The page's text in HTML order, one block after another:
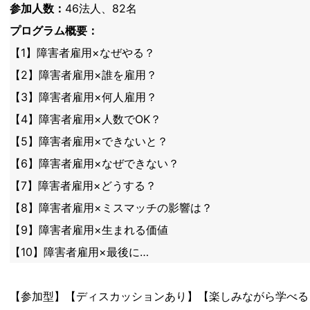
参加人数： 46法人、82名
プログラム概要：
【1】障害者雇用×なぜやる？
【2】障害者雇用×誰を雇用？
【3】障害者雇用×何人雇用？
【4】障害者雇用×人数でOK？
【5】障害者雇用×できないと？
【6】障害者雇用×なぜできない？
【7】障害者雇用×どうする？
【8】障害者雇用×ミスマッチの影響は？
【9】障害者雇用×生まれる価値
【10】障害者雇用×最後に…
【参加型】【ディスカッションあり】【楽しみながら学